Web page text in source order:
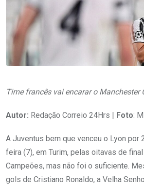
Time francês vai encarar o Manchester
Autor: Redação Correio 24Hrs | Foto:
A Juventus bem que venceu o Lyon por
feira (7), em Turim, pelas oitavas de
Campeões, mas não foi o suficiente.
gols de Cristiano Ronaldo, a Velha